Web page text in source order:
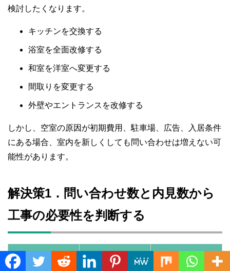
検討したくなります。
キッチンを交換する
浴室を全面改修する
和室を洋室へ変更する
間取りを変更する
外壁やエントランスを改修する
しかし、空室の原因が初期費用、駐車場、広告、入居条件
にある場合、室内を新しくしても問い合わせは増えない可
能性があります。
解決策1．問い合わせ数と内見数から
工事の必要性を判断する
募集状況
考えられる主
優先する対策
Translate »